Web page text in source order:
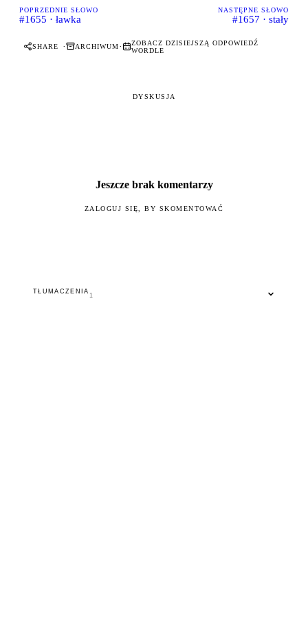
POPRZEDNIE SŁOWO
#1655 · ławka
NASTĘPNE SŁOWO
#1657 · stały
SHARE · ARCHIWUM·
ZOBACZ DZISIEJSZĄ ODPOWIEDŹ
WORDLE
DYSKUSJA
Jeszcze brak komentarzy
ZALOGUJ SIĘ, BY SKOMENTOWAĆ
TŁUMACZENIA
1